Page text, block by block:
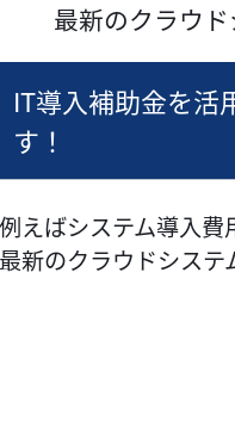
最新のクラウ
IT導入補助金を活
す！
例えばシステム導入費
最新のクラウドシス